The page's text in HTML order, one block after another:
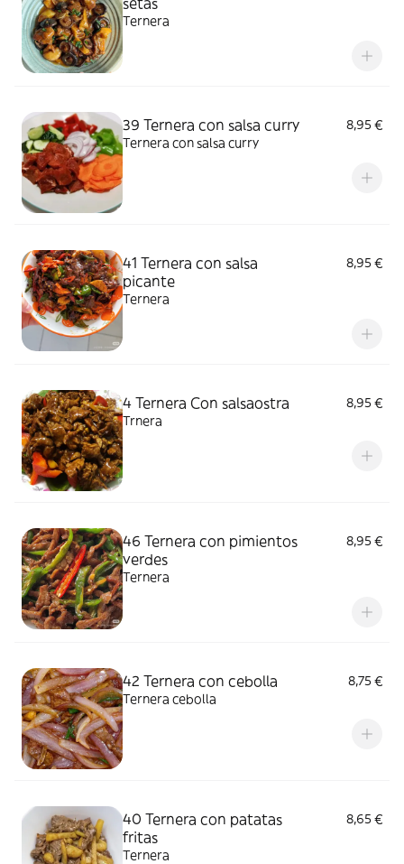
Ternera
39 Ternera con salsa curry
8,95 €
Ternera con salsa curry
41 Ternera con salsa
picante
8,95 €
Ternera
4 Ternera Con salsaostra
8,95 €
Trnera
46 Ternera con pimientos
verdes
8,95 €
Ternera
42 Ternera con cebolla
8,75 €
Ternera cebolla
40 Ternera con patatas
fritas
8,65 €
Ternera